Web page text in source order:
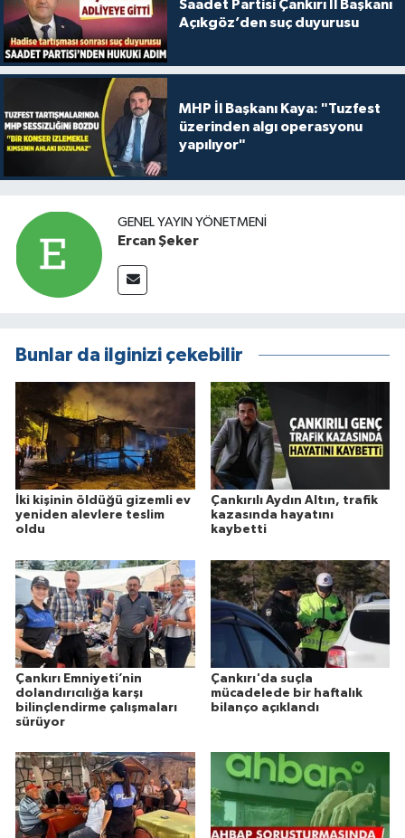
Saadet Partisi Çankırı İl Başkanı
Açıkgöz’den suç duyurusu
MHP İl Başkanı Kaya: "Tuzfest
üzerinden algı operasyonu
yapılıyor"
GENEL YAYIN YÖNETMENI
Ercan Şeker
Bunlar da ilginizi çekebilir
İki kişinin öldüğü gizemli ev
yeniden alevlere teslim
oldu
Çankırılı Aydın Altın, trafik
kazasında hayatını
kaybetti
Çankırı Emniyeti’nin
dolandırıcılığa karşı
bilinçlendirme çalışmaları
sürüyor
Çankırı'da suçla
mücadelede bir haftalık
bilanço açıklandı